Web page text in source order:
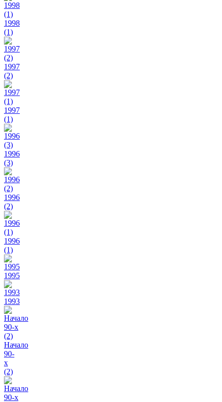
1998
(1)
1997
(2)
1997
(1)
1996
(3)
1996
(2)
1996
(1)
1995
1993
Начало
90-
х
(2)